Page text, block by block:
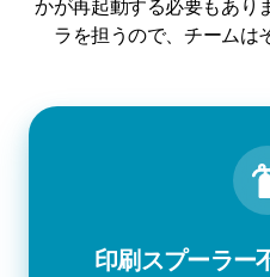
かが再起動する必要もあり
ラを担うので、チームは
印刷スプーラー